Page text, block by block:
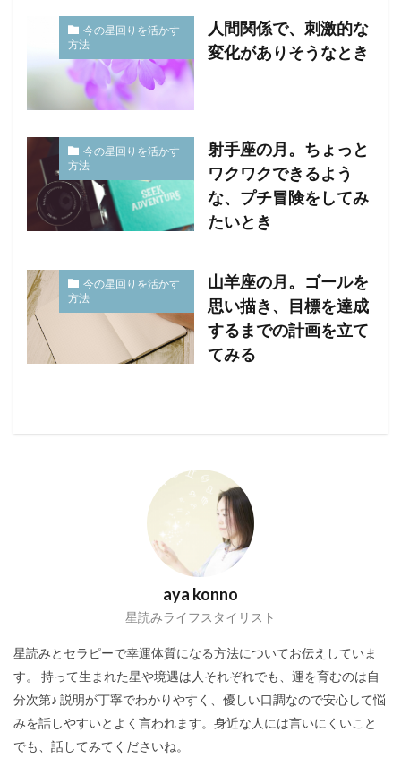
今の星回りを活かす
方法
人間関係で、刺激的な
変化がありそうなとき
今の星回りを活かす
方法
射手座の月。ちょっと
ワクワクできるよう
な、プチ冒険をしてみ
たいとき
今の星回りを活かす
方法
山羊座の月。ゴールを
思い描き、目標を達成
するまでの計画を立て
てみる
aya konno
星読みライフスタイリスト
星読みとセラピーで幸運体質になる方法についてお伝えしていま
す。 持って生まれた星や境遇は人それぞれでも、運を育むのは自
分次第♪ 説明が丁寧でわかりやすく、優しい口調なので安心して悩
みを話しやすいとよく言われます。身近な人には言いにくいこと
でも、話してみてくださいね。